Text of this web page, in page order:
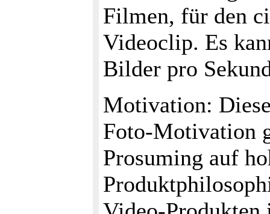
Filmen, für den
Videoclip. Es
Bilder pro
Motivation:
Foto-Motivation
Prosuming auf